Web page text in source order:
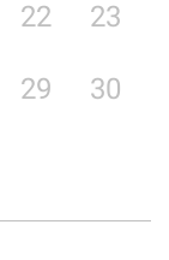
22 23
29 30